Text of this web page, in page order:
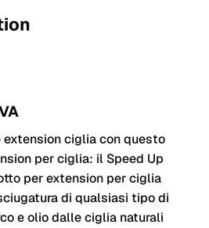
extension ciglia con questo
per ciglia: il Speed Up
per extension per ciglia
di qualsiasi tipo di
e olio dalle ciglia naturali